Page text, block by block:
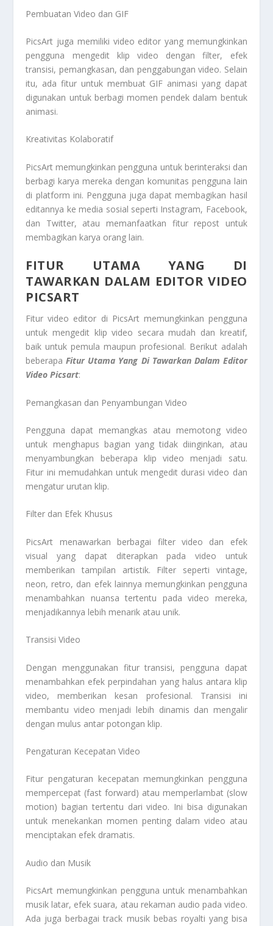
Pembuatan Video dan GIF
PicsArt juga memiliki video editor yang memungkinkan
pengguna mengedit klip video dengan filter, efek
transisi, pemangkasan, dan penggabungan video. Selain
itu, ada fitur untuk membuat GIF animasi yang dapat
digunakan untuk berbagi momen pendek dalam bentuk
animasi.
Kreativitas Kolaboratif
PicsArt memungkinkan pengguna untuk berinteraksi dan
berbagi karya mereka dengan komunitas pengguna lain
di platform ini. Pengguna juga dapat membagikan hasil
editannya ke media sosial seperti Instagram, Facebook,
dan Twitter, atau memanfaatkan fitur repost untuk
membagikan karya orang lain.
FITUR UTAMA YANG DI
TAWARKAN DALAM EDITOR VIDEO
PICSART
Fitur video editor di PicsArt memungkinkan pengguna
untuk mengedit klip video secara mudah dan kreatif,
baik untuk pemula maupun profesional. Berikut adalah
beberapaFitur Utama Yang DiTawarkan Dalam Editor
Video Picsart:
Pemangkasan dan Penyambungan Video
Pengguna dapat memangkas atau memotong video
untuk menghapus bagian yang tidak diinginkan, atau
menyambungkan beberapa klip video menjadi satu.
Fitur ini memudahkan untuk mengedit durasi video dan
mengatur urutan klip.
Filter dan Efek Khusus
PicsArt menawarkan berbagai filter video dan efek
visual yang dapat diterapkan pada video untuk
memberikan tampilan artistik. Filter seperti vintage,
neon, retro, dan efek lainnya memungkinkan pengguna
menambahkan nuansa tertentu pada video mereka,
menjadikannya lebih menarik atau unik.
Transisi Video
Dengan menggunakan fitur transisi, pengguna dapat
menambahkan efek perpindahan yang halus antara klip
video, memberikan kesan profesional. Transisi ini
membantu video menjadi lebih dinamis dan mengalir
dengan mulus antar potongan klip.
Pengaturan Kecepatan Video
Fitur pengaturan kecepatan memungkinkan pengguna
mempercepat (fast forward) atau memperlambat (slow
motion) bagian tertentu dari video. Ini bisa digunakan
untuk menekankan momen penting dalam video atau
menciptakan efek dramatis.
Audio dan Musik
PicsArt memungkinkan pengguna untuk menambahkan
musik latar, efek suara, atau rekaman audio pada video.
Ada juga berbagai track musik bebas royalti yang bisa